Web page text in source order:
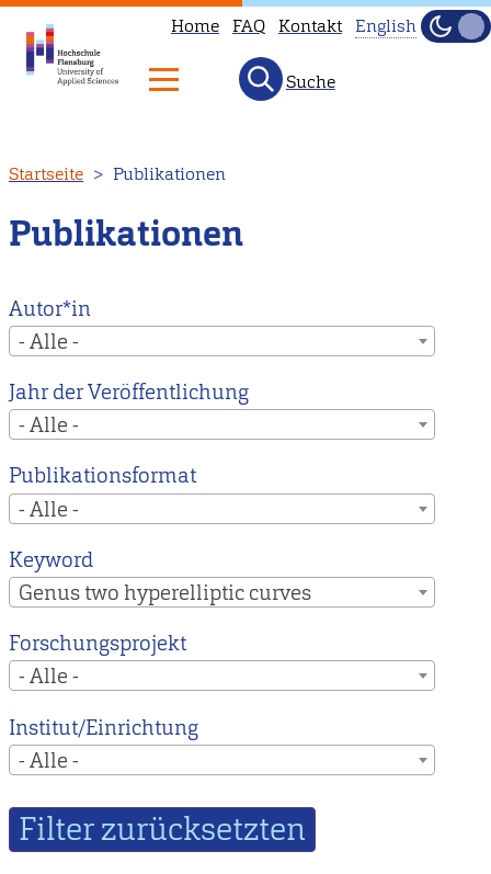
zum
Inhalt
Home FAQ Kontakt
to
our
main
instead.
English
Hell
Suche
Startseite Publikationen
Publikationen
Autor*in
- Alle -
Jahr der Veröffentlichung
- Alle -
Publikationsformat
- Alle -
Keyword
Genus two hyperelliptic curves
Forschungsprojekt
- Alle -
Institut/Einrichtung
- Alle -